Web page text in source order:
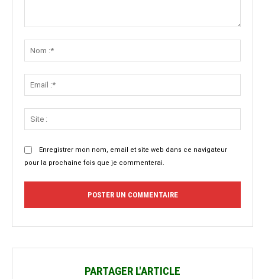
Enregistrer mon nom, email et site web dans ce navigateur
pour la prochaine fois que je commenterai.
PARTAGER L'ARTICLE